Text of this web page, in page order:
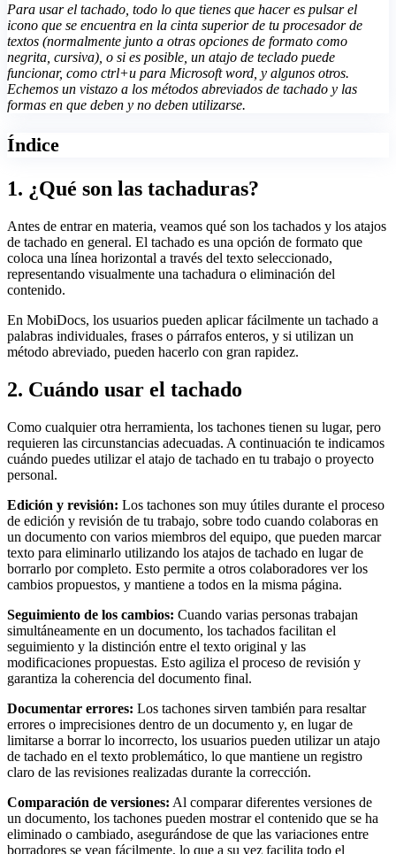
Para usar el tachado, todo lo que tienes que hacer es pulsar el
icono que se encuentra en la cinta superior de tu procesador de
textos (normalmente junto a otras opciones de formato como
negrita, cursiva), o si es posible, un atajo de teclado puede
funcionar, como ctrl+u para Microsoft word, y algunos otros.
Echemos un vistazo a los métodos abreviados de tachado y las
formas en que deben y no deben utilizarse.
Índice
1. ¿Qué son las tachaduras?
Antes de entrar en materia, veamos qué son los tachados y los atajos
de tachado en general. El tachado es una opción de formato que
coloca una línea horizontal a través del texto seleccionado,
representando visualmente una tachadura o eliminación del
contenido.
En MobiDocs, los usuarios pueden aplicar fácilmente un tachado a
palabras individuales, frases o párrafos enteros, y si utilizan un
método abreviado, pueden hacerlo con gran rapidez.
2. Cuándo usar el tachado
Como cualquier otra herramienta, los tachones tienen su lugar, pero
requieren las circunstancias adecuadas. A continuación te indicamos
cuándo puedes utilizar el atajo de tachado en tu trabajo o proyecto
personal.
Edición y revisión: Los tachones son muy útiles durante el proceso
de edición y revisión de tu trabajo, sobre todo cuando colaboras en
un documento con varios miembros del equipo, que pueden marcar
texto para eliminarlo utilizando los atajos de tachado en lugar de
borrarlo por completo. Esto permite a otros colaboradores ver los
cambios propuestos, y mantiene a todos en la misma página.
Seguimiento de los cambios: Cuando varias personas trabajan
simultáneamente en un documento, los tachados facilitan el
seguimiento y la distinción entre el texto original y las
modificaciones propuestas. Esto agiliza el proceso de revisión y
garantiza la coherencia del documento final.
Documentar errores: Los tachones sirven también para resaltar
errores o imprecisiones dentro de un documento y, en lugar de
limitarse a borrar lo incorrecto, los usuarios pueden utilizar un atajo
de tachado en el texto problemático, lo que mantiene un registro
claro de las revisiones realizadas durante la corrección.
Comparación de versiones: Al comparar diferentes versiones de
un documento, los tachones pueden mostrar el contenido que se ha
eliminado o cambiado, asegurándose de que las variaciones entre
borradores se vean fácilmente, lo que a su vez facilita todo el